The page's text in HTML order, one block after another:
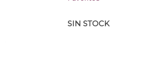
SIN STOCK